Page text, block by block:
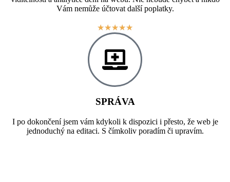
Vám nemůže účtovat další poplatky.
★★★★★
SPRÁVA
I po dokončení jsem vám kdykoli k dispozici i přesto, že web je
jednoduchý na editaci. S čímkoliv poradím či upravím.